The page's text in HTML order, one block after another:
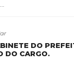
DO
DO CARGO.